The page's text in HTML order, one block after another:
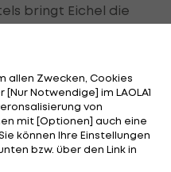
bringt Eichel die
Dauerbeschuss
muss sich aber
geschlagen geben,
keine Treffer, die
allen Zwecken, Cookies
Notwendige] im LAOLA1
von
mit [Optionen] auch eine
können Ihre Einstellungen
bzw. über den Link in